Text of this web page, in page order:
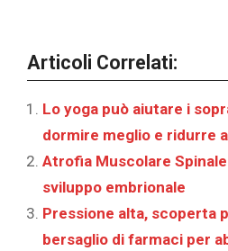
Articoli Correlati:
Lo yoga può aiutare i
dormire meglio e ridurre
Atrofia Muscolare
sviluppo embrionale
Pressione alta, scoperta
bersaglio di farmaci per